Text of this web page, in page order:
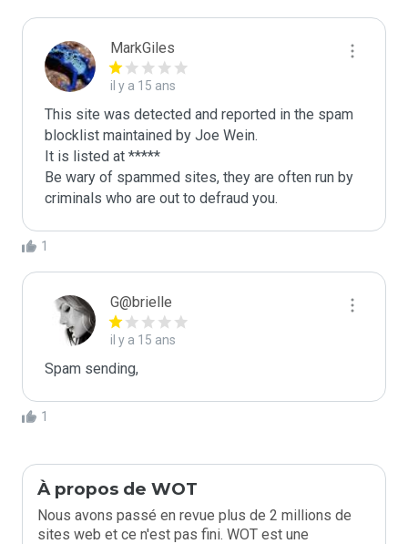
MarkGiles
il y a 15 ans
This site was detected and reported in the spam
blocklist maintained by Joe Wein.
It is listed at *****
Be wary of spammed sites, they are often run by
criminals who are out to defraud you.
1
G@brielle
il y a 15 ans
Spam sending,
1
À propos de WOT
Nous avons passé en revue plus de 2 millions de
sites web et ce n'est pas fini. WOT est une